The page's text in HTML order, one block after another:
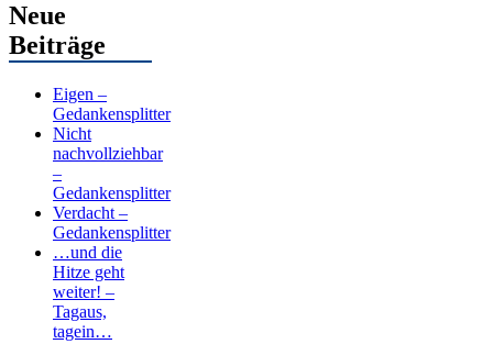
Neue
Beiträge
Eigen –
Gedankensplitter
Nicht
nachvollziehbar
–
Gedankensplitter
Verdacht –
Gedankensplitter
…und die
Hitze geht
weiter! –
Tagaus,
tagein…